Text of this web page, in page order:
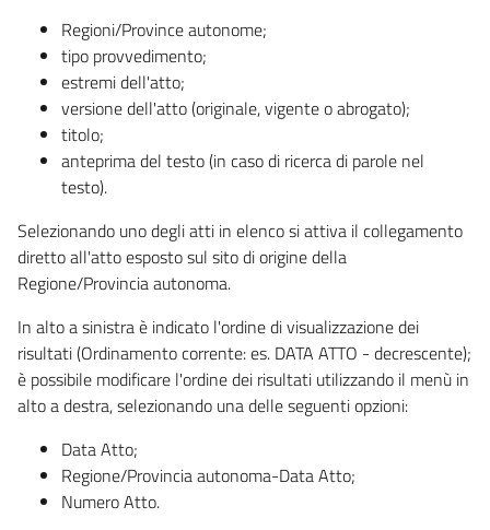
Regioni/Province autonome;
tipo provvedimento;
estremi dell'atto;
versione dell'atto (originale, vigente o abrogato);
titolo;
anteprima del testo (in caso di ricerca di parole nel
testo).
Selezionando uno degli atti in elenco si attiva il collegamento
diretto all'atto esposto sul sito di origine della
Regione/Provincia autonoma.
In alto a sinistra è indicato l'ordine di visualizzazione dei
risultati (Ordinamento corrente: es. DATA ATTO - decrescente);
è possibile modificare l'ordine dei risultati utilizzando il menù in
alto a destra, selezionando una delle seguenti opzioni:
Data Atto;
Regione/Provincia autonoma-Data Atto;
Numero Atto.